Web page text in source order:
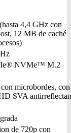
4,4 GHz con
12 MB de caché
NVMe™ M.2
microbordes, con
SVA
de 720p con